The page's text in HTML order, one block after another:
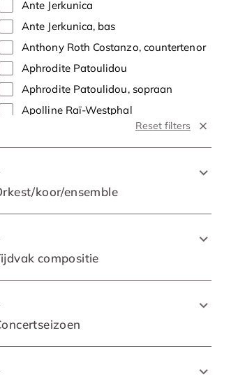
Ante Jerkunica
Ante Jerkunica, bas
Anthony Roth Costanzo, countertenor
Aphrodite Patoulidou
Aphrodite Patoulidou, sopraan
Apolline Raï-Westphal
Apolline Raï-Westphal, sopraan
Arnold Bezuyen
Arnout Lems
Arnout Lems, bas
Arooj Aftab, zang
Arthur & Lucas Jussen
Attilio Glaser, tenor
Reset filters
koor/ensemble
compositie